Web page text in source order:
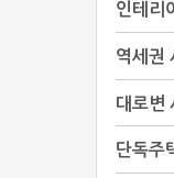
인테리
역세권
대로변
단독주